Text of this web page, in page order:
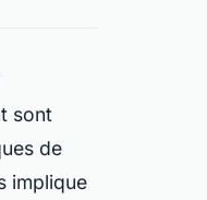
sont
de
implique